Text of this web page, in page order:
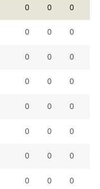
0 0 0
0 0 0
0 0 0
0 0 0
0 0 0
0 0 0
0 0 0
0 0 0